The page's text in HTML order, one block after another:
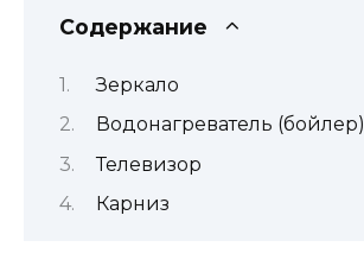
Содержание
Зеркало
Водонагреватель (бойлер)
Телевизор
Карниз